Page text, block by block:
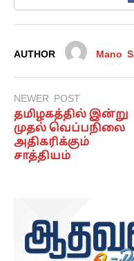
AUTHOR Mano
NEWER POST
தமிழகத்தில் இன்று
முதல் வெப்பநிலை
அதிகரிக்கும்
சாத்தியம்